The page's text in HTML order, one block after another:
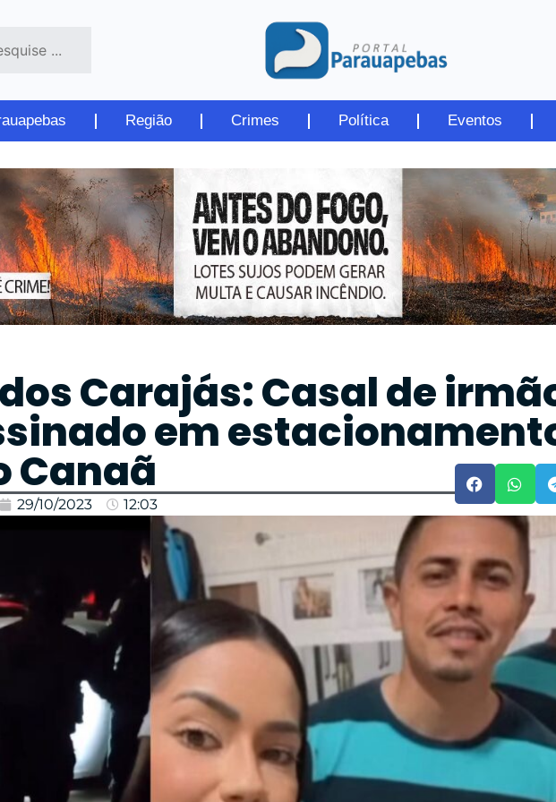
Região Crimes Política Eventos
Carajás: Casal de
em
Canaã
29/10/2023 12:03